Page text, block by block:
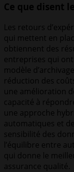
Ce que disent
Les retours
qui mettent en
obtiennent des
entreprises qui
modèle
réduction des
une amélioration
capacité à
une approche
automatiques et
sensibilité des
l’équilibre entre
qui donne le
assurance qualité.